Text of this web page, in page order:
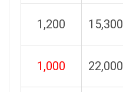
15,300
1,200
22,000
1,000